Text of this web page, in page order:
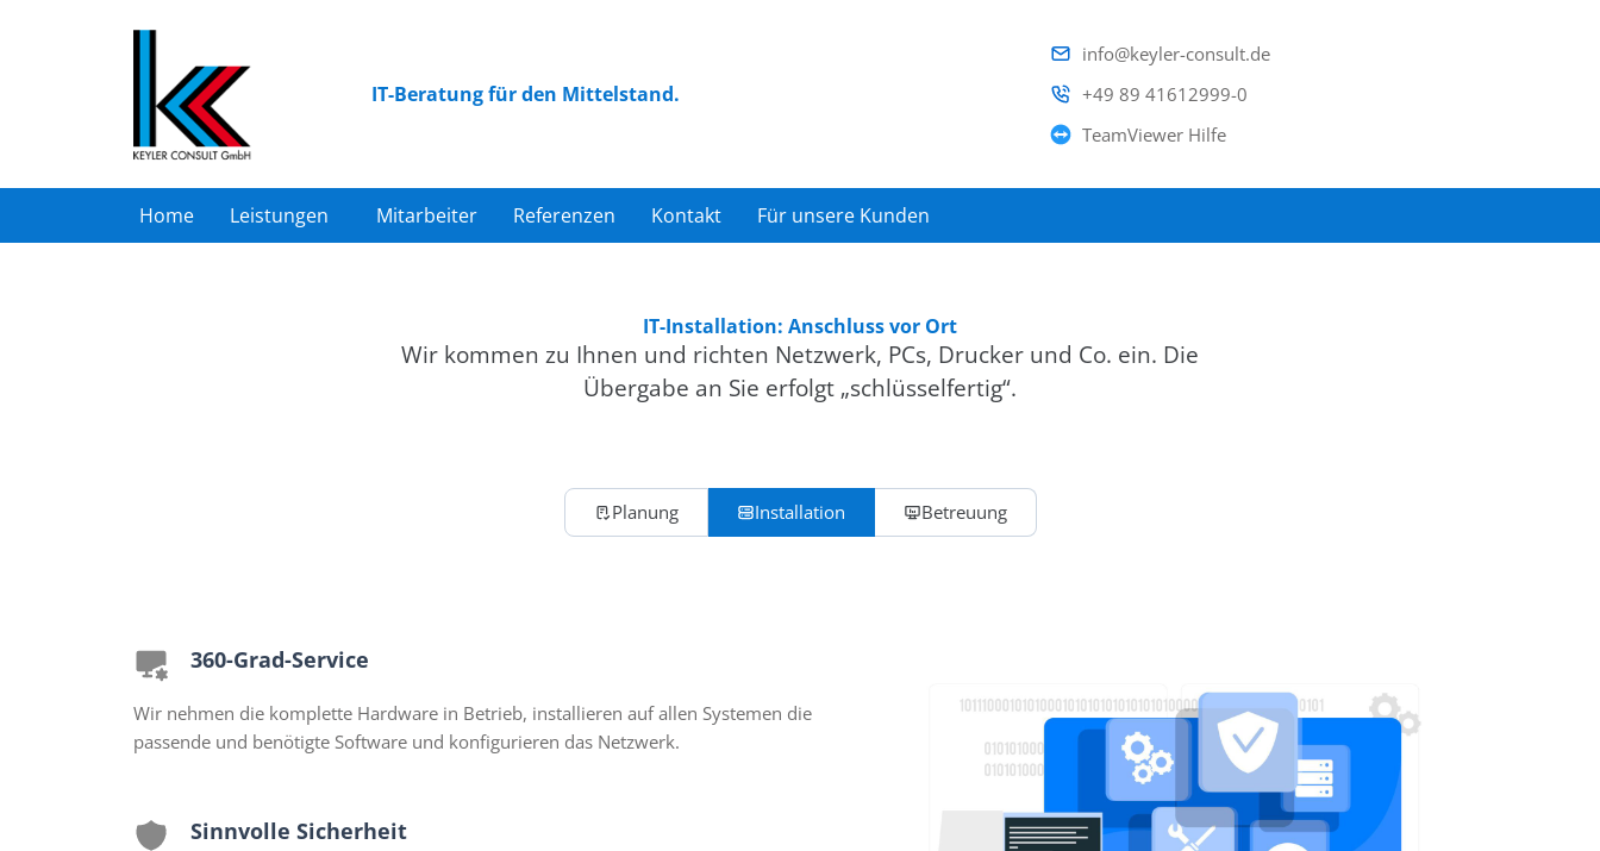
IT-Beratung für den Mittelstand.
info@keyler-consult.de
+49 89 41612999-0
TeamViewer Hilfe
Home Leistungen Mitarbeiter Referenzen Kontakt Für unsere Kunden
IT-Installation: Anschluss vor Ort
Wir kommen zu Ihnen und richten Netzwerk, PCs, Drucker und Co. ein. Die
Übergabe an Sie erfolgt „schlüsselfertig“.
Planung Installation Betreuung
360-Grad-Service
Wir nehmen die komplette Hardware in Betrieb, installieren auf allen Systemen die
passende und benötigte Software und konfigurieren das Netzwerk.
Sinnvolle Sicherheit